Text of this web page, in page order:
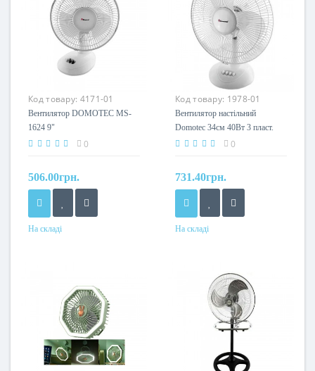
Код товару: 4171-01
Вентилятор DOMOTEC MS-
1624 9"
0
506.00грн.
На складі
Код товару: 1978-01
Вентилятор настільний
Domotec 34см 40Вт 3 пласт.
лоп. MS-1626
0
731.40грн.
На складі